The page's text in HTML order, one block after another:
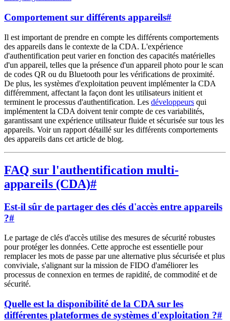
Comportement sur différents appareils#
Il est important de prendre en compte les différents comportements
des appareils dans le contexte de la CDA. L'expérience
d'authentification peut varier en fonction des capacités matérielles
d'un appareil, telles que la présence d'un appareil photo pour le scan
de codes QR ou du Bluetooth pour les vérifications de proximité.
De plus, les systèmes d'exploitation peuvent implémenter la CDA
différemment, affectant la façon dont les utilisateurs initient et
terminent le processus d'authentification. Les développeurs qui
implémentent la CDA doivent tenir compte de ces variabilités,
garantissant une expérience utilisateur fluide et sécurisée sur tous les
appareils. Voir un rapport détaillé sur les différents comportements
des appareils dans cet article de blog.
FAQ sur l'authentification multi-
appareils (CDA)#
Est-il sûr de partager des clés d'accès entre appareils
?#
Le partage de clés d'accès utilise des mesures de sécurité robustes
pour protéger les données. Cette approche est essentielle pour
remplacer les mots de passe par une alternative plus sécurisée et plus
conviviale, s'alignant sur la mission de FIDO d'améliorer les
processus de connexion en termes de rapidité, de commodité et de
sécurité.
Quelle est la disponibilité de la CDA sur les
différentes plateformes de systèmes d'exploitation ?#